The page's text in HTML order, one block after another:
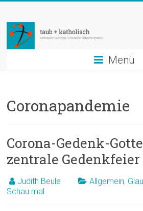
springen
taub
+
katholisch
in
Menü
Coronapandemie
Corona-Gedenk-
zentrale Gedenkfeier
Judith Beule Allgemein,
Schau mal